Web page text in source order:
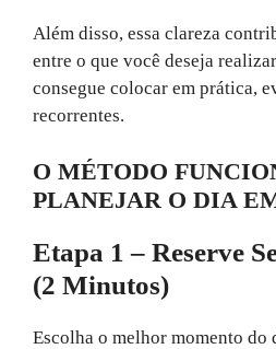
Além disso, essa clareza
entre o que você deseja
consegue colocar em prática,
recorrentes.
O MÉTODO
PLANEJAR O DIA
Etapa 1 – Reserve
(2 Minutos)
Escolha o melhor momento do